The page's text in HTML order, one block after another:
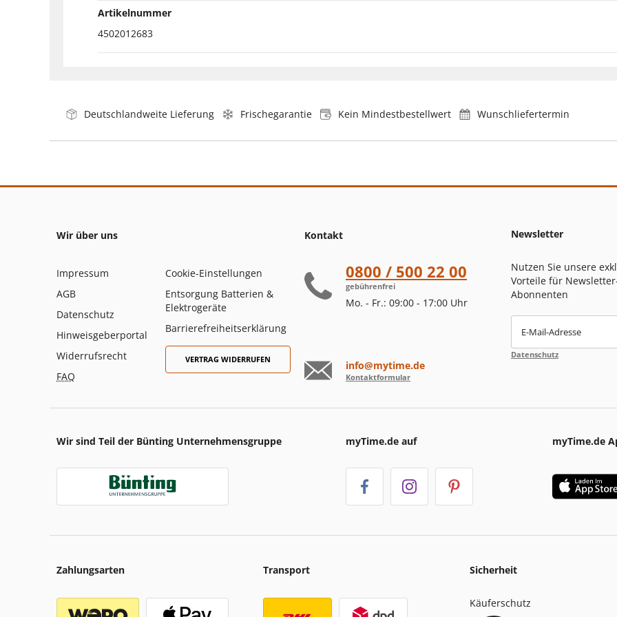
Artikelnummer
4502012683
Deutschlandweite Lieferung Frischegarantie Kein Mindestbestellwert Wunschliefertermin
Wir über uns
Impressum
AGB
Datenschutz
Hinweisgeberportal
Widerrufsrecht
FAQ
Cookie-Einstellungen
Entsorgung Batterien &
Elektrogeräte
Barrierefreiheitserklärung
VERTRAG WIDERRUFEN
Kontakt
0800 / 500 22 00
gebührenfrei
Mo. - Fr.: 09:00 - 17:00 Uhr
info@mytime.de
Kontaktformular
Newsletter
Nutzen Sie unsere
Vorteile für
Abonnenten
E-Mail-Adresse
Datenschutz
Wir sind Teil der Bünting Unternehmensgruppe myTime.de auf myTime.de
Zahlungsarten Transport Sicherheit
Käuferschutz